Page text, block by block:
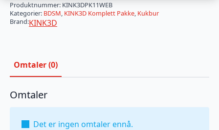
Produktnummer: KINK3DPK11WEB
Kategorier: BDSM, KINK3D Komplett Pakke, Kukbur
Brand:KINK3D
Omtaler (0)
Omtaler
Det er ingen omtaler ennå.